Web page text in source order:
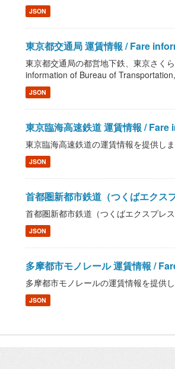
JSON
東京都交通局 運賃情報 / Fare
東京都交通局の都営地下鉄、東京さく
information of Bureau of
JSON
東京臨海高速鉄道 運賃情報 /
東京臨海高速鉄道の運賃情報を提供し
JSON
首都圏新都市鉄道（つくばエク
首都圏新都市鉄道（つくばエクスプレ
JSON
多摩都市モノレール 運賃情報 /
多摩都市モノレールの運賃情報を提供
JSON